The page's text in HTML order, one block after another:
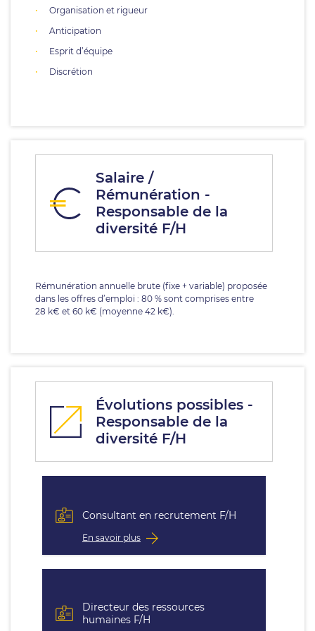
Organisation et rigueur
Anticipation
Esprit d’équipe
Discrétion
Salaire /
Rémunération -
Responsable de la
diversité F/H
Rémunération annuelle brute (fixe + variable) proposée
dans les offres d’emploi : 80 % sont comprises entre
28 k€ et 60 k€ (moyenne 42 k€).
Évolutions possibles -
Responsable de la
diversité F/H
Consultant en recrutement F/H
En savoir plus
Directeur des ressources
humaines F/H